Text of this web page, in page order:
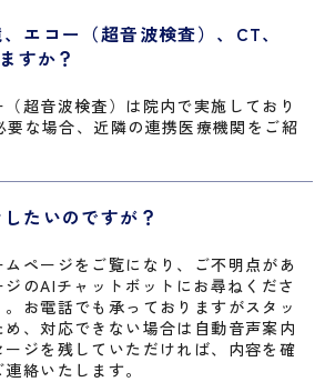
エコー（超音波検査）、CT、
すか？
超音波検査）は院内で実施しており
要な場合、近隣の連携医療機関をご紹
たいのですが？
ムページをご覧になり、ご不明点があ
のAIチャットボットにお尋ねくださ
お電話でも承っておりますがスタッ
、対応できない場合は自動音声案内
ージを残していただければ、内容を確
絡いたします。